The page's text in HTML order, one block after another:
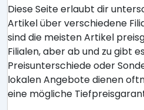
Diese Seite erlaubt dir
Artikel über verschiedene
sind die meisten Artikel
Filialen, aber ab und zu gibt
Preisunterschiede oder
lokalen Angebote dienen
eine mögliche